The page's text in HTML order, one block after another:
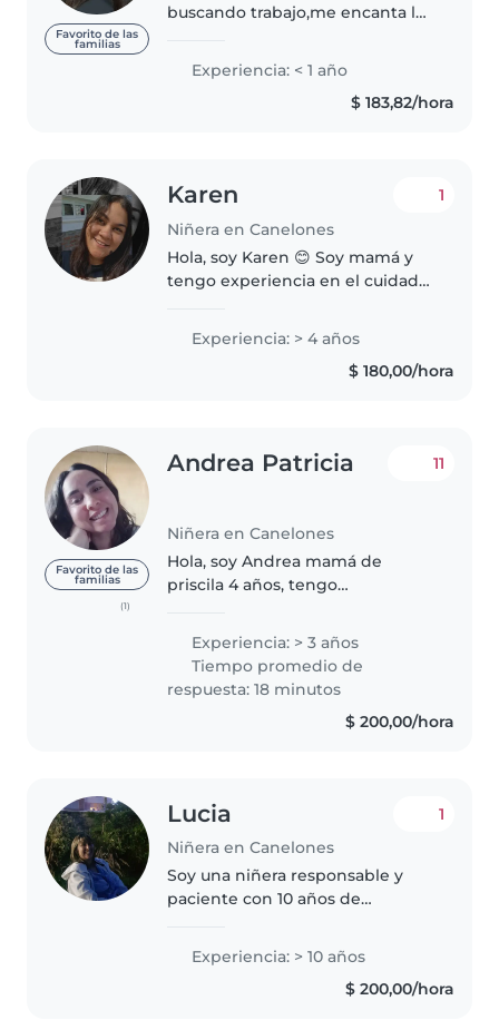
Favorito de las
familias
buscando trabajo,me encanta los
organizada y muy responsable
tengo experiencia ya en niñosy
limpieza. actualmente estoy
Experiencia: < 1 año
$ 183,82/hora
Karen
Niñera en Canelones
1
Hola, soy Karen 😊 Soy mamá y
tengo experiencia en el cuidado
madre como por el trato diario
con peques. Me considero una
persona responsable, paciente..
Experiencia: > 4 años
$ 180,00/hora
Favorito de las
familias
(1)
Andrea Patricia
Niñera en Canelones
11
Hola, soy Andrea mamá de
priscila 4 años, tengo
mi domicilio. Tengo el curso de
auxiliar educación inicial, Hago
también..
Experiencia: > 3 años
Tiempo promedio de
respuesta: 18 minutos
$ 200,00/hora
Lucia
Niñera en Canelones
1
Soy una niñera responsable y
paciente con 10 años de
todas las edades. Me encanta
dibujar y leer cuentos a los niños.
Soy cómoda con mascotas,
Experiencia: > 10 años
$ 200,00/hora